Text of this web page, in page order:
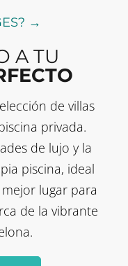
→
A TU
de villas
privada.
de lujo y la
piscina, ideal
lugar para
de la vibrante